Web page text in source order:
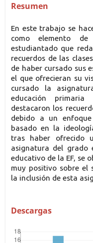
Resumen
En este trabajo se
como elemento
estudiantado que
recuerdos de las
de haber cursado sus
el que ofrecieran su
cursado la
educación
destacaron los
debido a un
basado en la
tras haber ofrecido
asignatura del
educativo de la EF, se
muy positivo sobre el
la inclusión de esta
Descargas